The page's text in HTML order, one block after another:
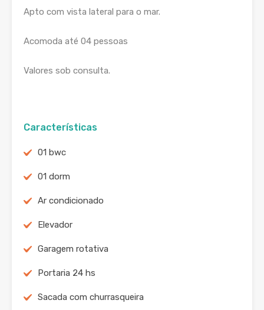
Apto com vista lateral para o mar.
Acomoda até 04 pessoas
Valores sob consulta.
Características
01 bwc
01 dorm
Ar condicionado
Elevador
Garagem rotativa
Portaria 24 hs
Sacada com churrasqueira